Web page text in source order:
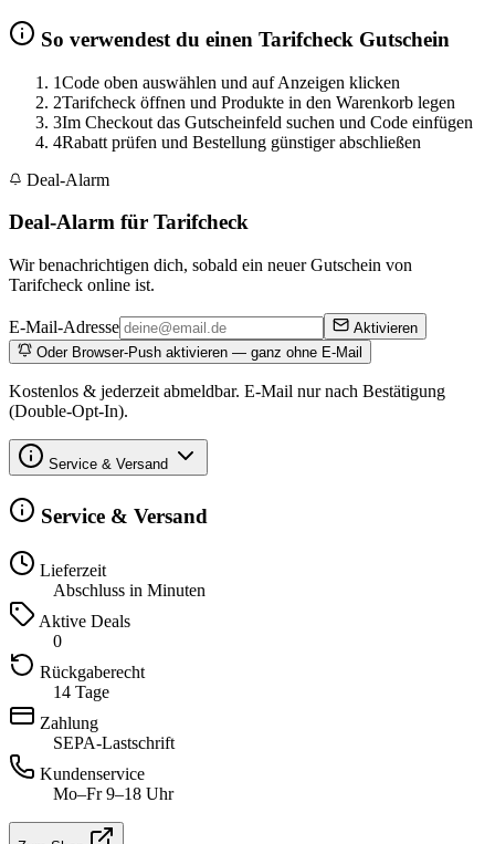
So verwendest du einen Tarifcheck Gutschein
1Code oben auswählen und auf Anzeigen klicken
2Tarifcheck öffnen und Produkte in den Warenkorb legen
3Im Checkout das Gutscheinfeld suchen und Code einfügen
4Rabatt prüfen und Bestellung günstiger abschließen
Deal-Alarm
Deal-Alarm für Tarifcheck
Wir benachrichtigen dich, sobald ein neuer Gutschein von
Tarifcheck online ist.
E-Mail-Adresse
Aktivieren
Oder Browser-Push aktivieren — ganz ohne E-Mail
Kostenlos & jederzeit abmeldbar. E-Mail nur nach Bestätigung
(Double-Opt-In).
Service & Versand
Service & Versand
Lieferzeit
Abschluss in Minuten
Aktive Deals
0
Rückgaberecht
14 Tage
Zahlung
SEPA-Lastschrift
Kundenservice
Mo–Fr 9–18 Uhr